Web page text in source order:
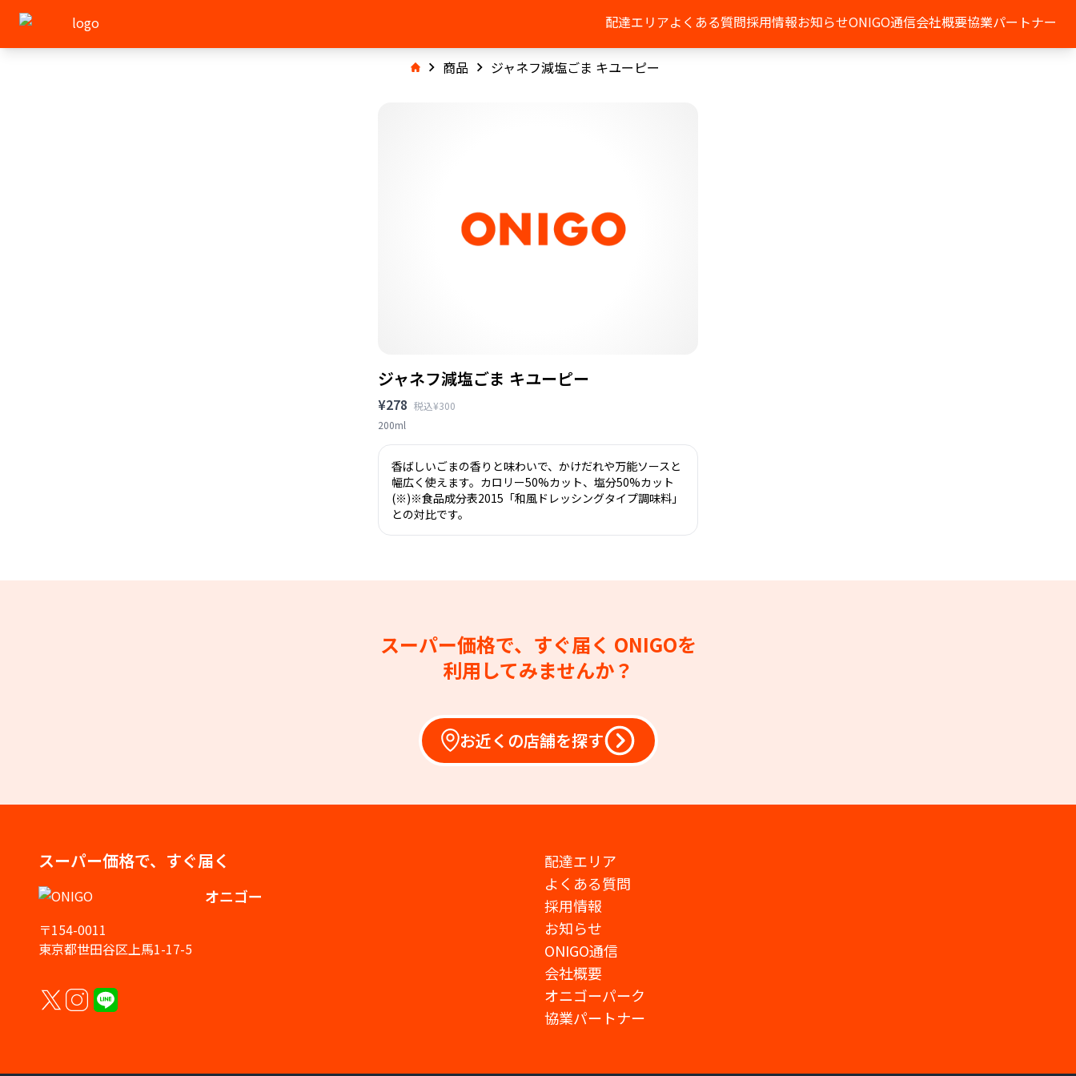
配達エリアよくある質問採用情報お知らせONIGO通信会社概要協業パートナー
商品 ジャネフ減塩ごま キユーピー
ジャネフ減塩ごま キユーピー
¥278 税込¥300
200ml
香ばしいごまの香りと味わいで、かけだれや万能ソースと
幅広く使えます。カロリー50%カット、塩分50%カット
(※)※食品成分表2015「和風ドレッシングタイプ調味料」
との対比です。
スーパー価格で、すぐ届く ONIGOを
利用してみませんか？
お近くの店舗を探す
スーパー価格で、すぐ届く
オニゴー
〒154-0011
東京都世田谷区上馬1-17-5
配達エリア
よくある質問
採用情報
お知らせ
ONIGO通信
会社概要
オニゴーパーク
協業パートナー